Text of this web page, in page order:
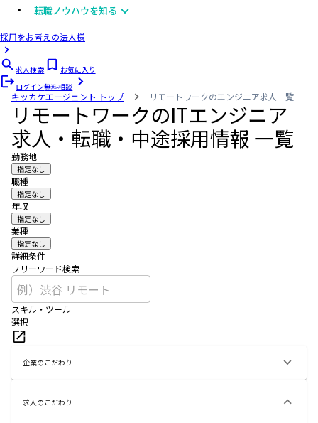
転職ノウハウを知る
採用をお考えの法人様
求人検索
お気に入り
ログイン無料相談
キッカケエージェント トップ リモートワークのエンジニア求人一覧
リモートワークのITエンジニア
求人・転職・中途採用情報 一覧
勤務地
指定なし
職種
指定なし
年収
指定なし
業種
指定なし
詳細条件
フリーワード検索
スキル・ツール
選択
企業のこだわり
求人のこだわり